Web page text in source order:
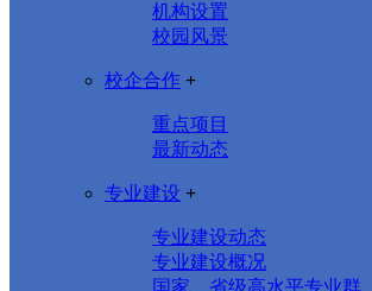
机构设置
校园风景
校企合作 +
重点项目
最新动态
专业建设 +
专业建设动态
专业建设概况
国家、省级高水平专业群